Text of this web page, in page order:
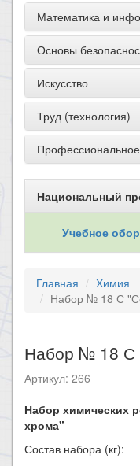
Математика и
Основы
Искусство
Труд (технология)
Национальный
Учебное
Главная
Химия
Набор № 18 С
Набор № 18 С
Артикул: 266
Набор химических
хрома"
Состав набора (кг):